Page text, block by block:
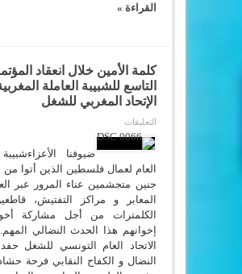
القراءة »
كلمة الأمين خلال انعقاد
التاسع للشبيبة العاملة
الإتحاد المغربي للشغل
التعليقات
كلمة
الأمين
خلال
انعقاد
المؤتمر
التاسع
العاملة
المغربية
بمقر
الإتحاد
المغربي
للشغل
مغلقة
ضيوفنا الأعزاءشبيبة
العام لعمال فلسطين الذين أتوا من
جنين متجشمين عناء المرور عبر
المعابر و مراكز التفتيش،
الكلمترات من أجل مشاركة
إخوانهم هذا الحدث النضالي
الاتحاد العام التونسي للشغل
النضال و الكفاح النقابي فرحة